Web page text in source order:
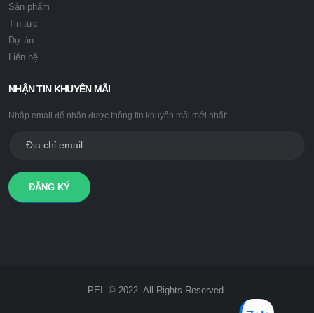
Sản phẩm
Tin tức
Dự án
Liên hệ
NHẬN TIN KHUYẾN MÃI
Nhập email để nhận được thông tin khuyến mãi mới nhất:
ĐĂNG KÝ
PEI. © 2022. All Rights Reserved.